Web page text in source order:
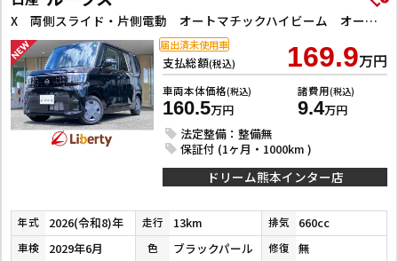
X 両側スライド・片側電動 オートマチックハイビーム オートライト スマートキー アイドリングストップ 電動格納ミラー ベンチシート CVT USB エアコン パワーステアリング パワーウィンドウ
支払総額(税込) 169.9万円
車両本体価格(税込)
160.5万円
諸費用(税込)
9.4万円
法定整備：整備無
保証付 (1ヶ月・1000km )
届出済未使用車
ドリーム熊本インター店
年式 2026(令和8)年 走行 13km 排気 660cc
車検 2029年6月 色 ブラックパール 修復 無